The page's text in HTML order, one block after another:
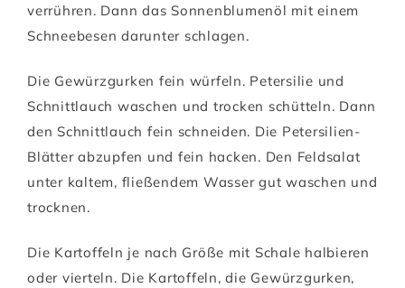
verrühren. Dann das Sonnenblumenöl mit einem
Schneebesen darunter schlagen.
Die Gewürzgurken fein würfeln. Petersilie und
Schnittlauch waschen und trocken schütteln. Dann
den Schnittlauch fein schneiden. Die Petersilien-
Blätter abzupfen und fein hacken. Den Feldsalat
unter kaltem, fließendem Wasser gut waschen und
trocknen.
Die Kartoffeln je nach Größe mit Schale halbieren
oder vierteln. Die Kartoffeln, die Gewürzgurken,